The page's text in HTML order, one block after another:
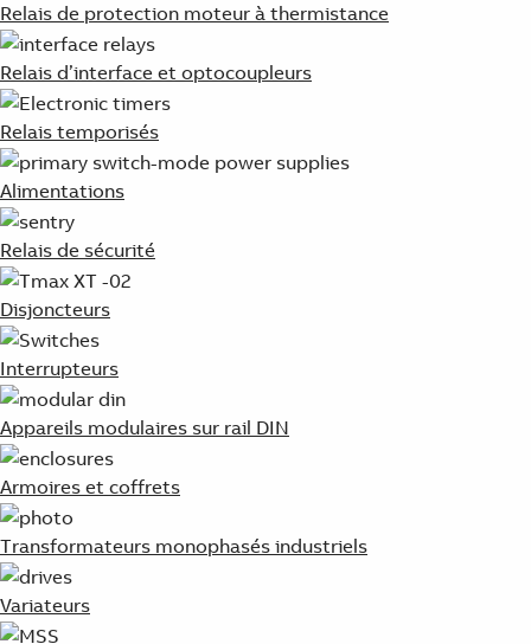
Relais de protection moteur à thermistance
Relais d’interface et optocoupleurs
Relais temporisés
Alimentations
Relais de sécurité
Disjoncteurs
Interrupteurs
Appareils modulaires sur rail DIN
Armoires et coffrets
Transformateurs monophasés industriels
Variateurs